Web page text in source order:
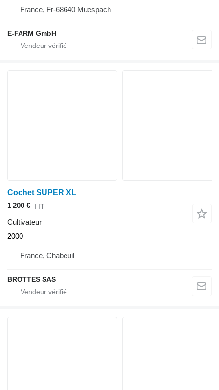
France, Fr-68640 Muespach
E-FARM GmbH
Cochet SUPER XL
1 200 € HT
Cultivateur
2000
France, Chabeuil
BROTTES SAS